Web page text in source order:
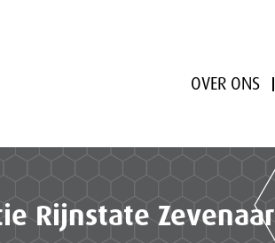
OVER ONS
Rijnstate Zevenaar